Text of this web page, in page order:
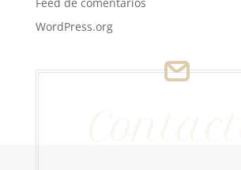
WordPress.org
Contacto